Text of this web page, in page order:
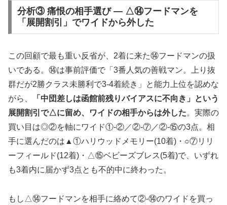
分析③ 痛恨の相手選び — △⑭フードマンを
「展開割引」でワイドから外した
この回顧で最も重い反省が、2着に来た⑭フードマンの扱
いである。⑭は事前評価で「3番人気の善戦マン。上り抜
群だが2勝クラス未勝利で3-4着続き」と能力上位を認めな
がら、
「中団差しは函館前残りバイアスに不向き」という
展開割引で△に留め、ワイドの相手からは外した。実際の
買い目は◎②を軸にワイド①-②／②-⑦／②-⑮の3点。相
手に選んだのは▲①ハリウッドメモリー(10着)・○⑦リリ
ーフィールド(12着)・△⑮ベビーズブレス(5着)で、いずれ
も3着内に届かず3点とも不的中に終わった。
もし△⑭フードマンを相手に絡めて②-⑭のワイドを買っ